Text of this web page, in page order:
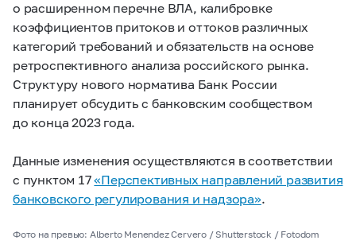
о расширенном перечне ВЛА, калибровке
коэффициентов притоков и оттоков различных
категорий требований и обязательств на основе
ретроспективного анализа российского рынка.
Структуру нового норматива Банк России
планирует обсудить с банковским сообществом
до конца 2023 года.
Данные изменения осуществляются в соответствии
с пунктом 17«Перспективных направлений развития
банковского регулирования и надзора».
Фото на превью: Alberto Menendez Cervero / Shutterstock / Fotodom